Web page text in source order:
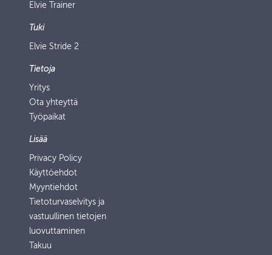
Elvie Trainer
Tuki
Elvie Stride 2
Tietoja
Yritys
Ota yhteyttä
Työpaikat
Lisää
Privacy Policy
Käyttöehdot
Myyntiehdot
Tietoturvaselvitys ja
vastuullinen tietojen
luovuttaminen
Takuu